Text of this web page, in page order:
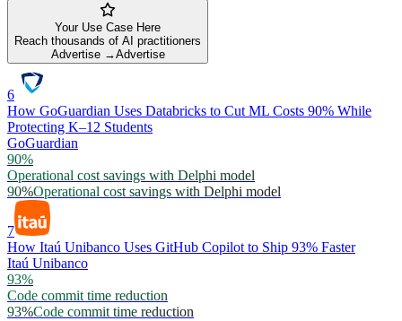
Your Use Case Here
Reach thousands of AI practitioners
Advertise →Advertise
6
How GoGuardian Uses Databricks to Cut ML Costs 90% While
Protecting K–12 Students
GoGuardian
90%
Operational cost savings with Delphi model
90%Operational cost savings with Delphi model
7
How Itaú Unibanco Uses GitHub Copilot to Ship 93% Faster
Itaú Unibanco
93%
Code commit time reduction
93%Code commit time reduction